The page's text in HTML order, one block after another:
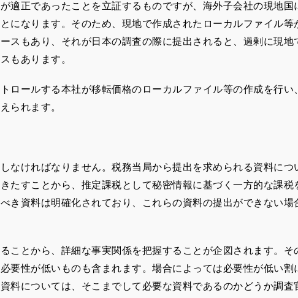
適正であったことを立証するものですが、海外子会社の現地
になります。そのため、現地で作成されたローカルファイル等
スもあり、それが日本の調査の際に提出されると、過剰に現
もあります。
ロールする本社が移転価格のローカルファイル等の作成を行い
られます。
なければなりません。税務当局から提出を求められる資料に
たすことから、推定課税として秘密情報に基づく一方的な課税
き資料は明確化されており、これらの資料の提出ができない
ことから、詳細な事実関係を把握することが企図されます。そ
要性が低いものも含まれます。場合によっては必要性が低い
料については、そこまでして必要な資料であるのかどうか調